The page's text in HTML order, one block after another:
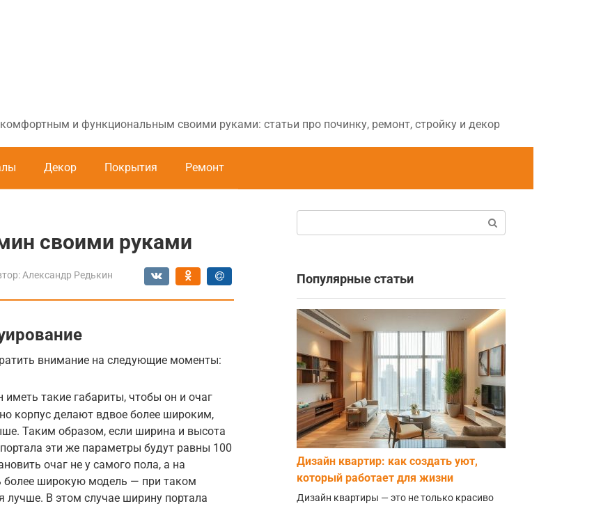
и функциональным своими руками: статьи про починку, ремонт, стройку и декор
Декор Покрытия Ремонт
своими руками
Александр Редькин
внимание на следующие моменты:
такие габариты, чтобы он и очаг
корпус делают вдвое более широким,
Таким образом, если ширина и высота
эти же параметры будут равны 100
очаг не у самого пола, а на
более широкую модель — при таком
лучше. В этом случае ширину портала
Популярные статьи
Дизайн квартир: как создать уют,
который работает для жизни
Дизайн квартиры — это не только красиво